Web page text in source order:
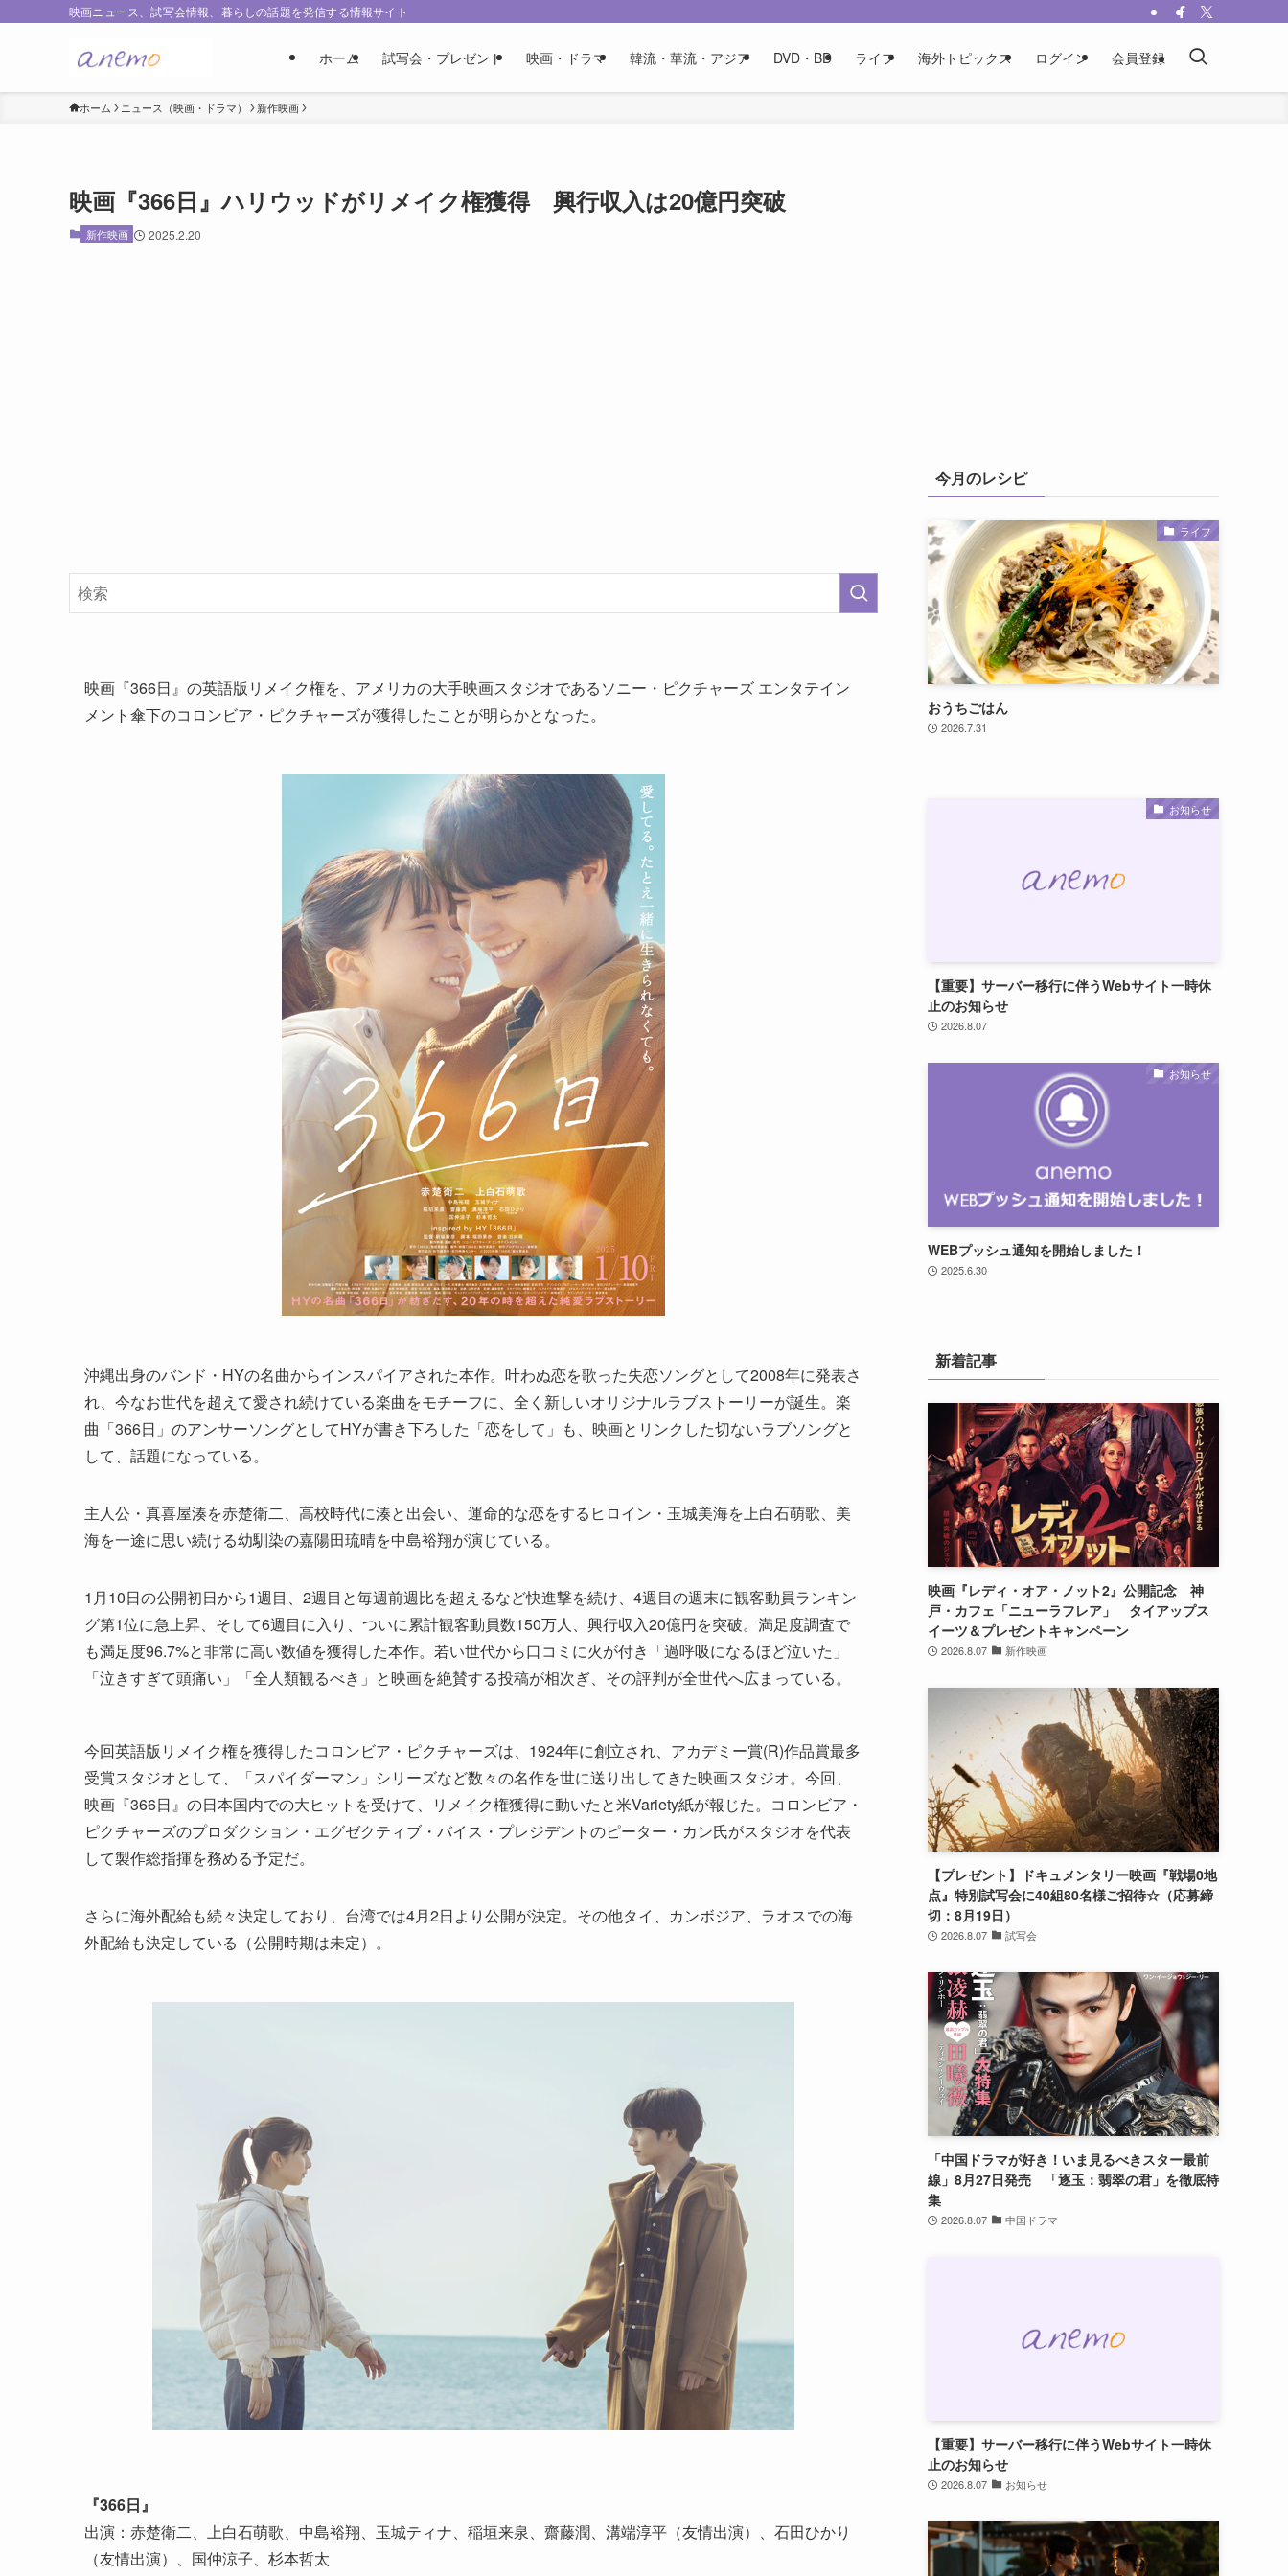
映画ニュース、試写会情報、暮らしの話題を発信する情報サイト
ホーム 試写会・プレゼント 映画・ドラマ 韓流・華流・アジア DVD・BD ライフ 海外トピックス ログイン 会員登録
ホーム ニュース（映画・ドラマ） 新作映画
映画『366日』ハリウッドがリメイク権獲得 興行収入は20億円突破
新作映画 2025.2.20
映画『366日』の英語版リメイク権を、アメリカの大手映画スタジオであるソニー・ピクチャーズ エンタテイン
メント傘下のコロンビア・ピクチャーズが獲得したことが明らかとなった。
沖縄出身のバンド・HYの名曲からインスパイアされた本作。叶わぬ恋を歌った失恋ソングとして2008年に発表さ
れ、今なお世代を超えて愛され続けている楽曲をモチーフに、全く新しいオリジナルラブストーリーが誕生。楽
曲「366日」のアンサーソングとしてHYが書き下ろした「恋をして」も、映画とリンクした切ないラブソングと
して、話題になっている。
主人公・真喜屋湊を赤楚衛二、高校時代に湊と出会い、運命的な恋をするヒロイン・玉城美海を上白石萌歌、美
海を一途に思い続ける幼馴染の嘉陽田琉晴を中島裕翔が演じている。
1月10日の公開初日から1週目、2週目と毎週前週比を超えるなど快進撃を続け、4週目の週末に観客動員ランキン
グ第1位に急上昇、そして6週目に入り、ついに累計観客動員数150万人、興行収入20億円を突破。満足度調査で
も満足度96.7%と非常に高い数値を獲得した本作。若い世代から口コミに火が付き「過呼吸になるほど泣いた」
「泣きすぎて頭痛い」「全人類観るべき」と映画を絶賛する投稿が相次ぎ、その評判が全世代へ広まっている。
今回英語版リメイク権を獲得したコロンビア・ピクチャーズは、1924年に創立され、アカデミー賞(R)作品賞最多
受賞スタジオとして、「スパイダーマン」シリーズなど数々の名作を世に送り出してきた映画スタジオ。今回、
映画『366日』の日本国内での大ヒットを受けて、リメイク権獲得に動いたと米Variety紙が報じた。コロンビア・
ピクチャーズのプロダクション・エグゼクティブ・バイス・プレジデントのピーター・カン氏がスタジオを代表
して製作総指揮を務める予定だ。
さらに海外配給も続々決定しており、台湾では4月2日より公開が決定。その他タイ、カンボジア、ラオスでの海
外配給も決定している（公開時期は未定）。
『366日』
出演：赤楚衛二、上白石萌歌、中島裕翔、玉城ティナ、稲垣来泉、齋藤潤、溝端淳平（友情出演）、石田ひかり
（友情出演）、国仲涼子、杉本哲太
今月のレシピ
ライフ
おうちごはん
2026.7.31
お知らせ
【重要】サーバー移行に伴うWebサイト一時休
止のお知らせ
2026.8.07
お知らせ
WEBプッシュ通知を開始しました！
2025.6.30
新着記事
映画『レディ・オア・ノット2』公開記念 神
戸・カフェ「ニューラフレア」 タイアップス
イーツ＆プレゼントキャンペーン
2026.8.07 新作映画
【プレゼント】ドキュメンタリー映画『戦場0地
点』特別試写会に40組80名様ご招待☆（応募締
切：8月19日）
2026.8.07 試写会
「中国ドラマが好き！いま見るべきスター最前
線」8月27日発売 「逐玉：翡翠の君」を徹底特
集
2026.8.07 中国ドラマ
【重要】サーバー移行に伴うWebサイト一時休
止のお知らせ
2026.8.07 お知らせ